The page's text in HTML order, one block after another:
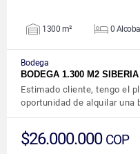
1300 m² 0
Bodega
BODEGA 1.300 M2
Estimado cliente, tengo el
oportunidad de alquilar una
$26.000.000 COP